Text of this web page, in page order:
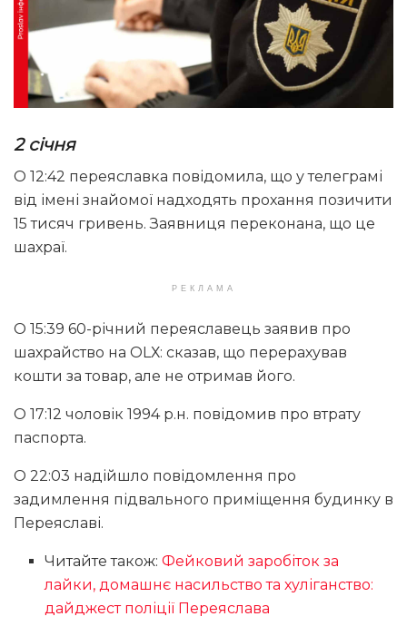
2 січня
О 12:42 переяславка повідомила, що у телеграмі
від імені знайомої надходять прохання позичити
15 тисяч гривень. Заявниця переконана, що це
шахраї.
РЕКЛАМА
О 15:39 60-річний переяславець заявив про
шахрайство на ОLХ: сказав, що перерахував
кошти за товар, але не отримав його.
О 17:12 чоловік 1994 р.н. повідомив про втрату
паспорта.
О 22:03 надійшло повідомлення про
задимлення підвального приміщення будинку в
Переяславі.
Читайте також:Фейковий заробіток за
лайки, домашнє насильство та хуліганство:
дайджест поліції Переяслава